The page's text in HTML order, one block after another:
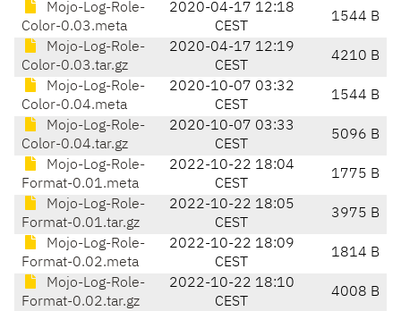
Mojo-Log-Role-
Color-0.03.meta
2020-04-17 12:18
CEST
1544 B
Mojo-Log-Role-
Color-0.03.tar.gz
2020-04-17 12:19
CEST
4210 B
Mojo-Log-Role-
Color-0.04.meta
2020-10-07 03:32
CEST
1544 B
Mojo-Log-Role-
Color-0.04.tar.gz
2020-10-07 03:33
CEST
5096 B
Mojo-Log-Role-
Format-0.01.meta
2022-10-22 18:04
CEST
1775 B
Mojo-Log-Role-
Format-0.01.tar.gz
2022-10-22 18:05
CEST
3975 B
Mojo-Log-Role-
Format-0.02.meta
2022-10-22 18:09
CEST
1814 B
Mojo-Log-Role-
Format-0.02.tar.gz
2022-10-22 18:10
CEST
4008 B